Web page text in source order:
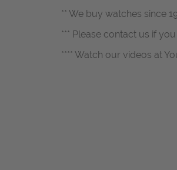
** We buy watches since
*** Please contact us if
**** Watch our videos at